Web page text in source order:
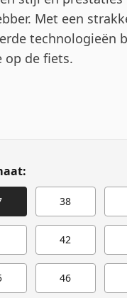
Met een
technologieën
op de fiets.
38
42
46